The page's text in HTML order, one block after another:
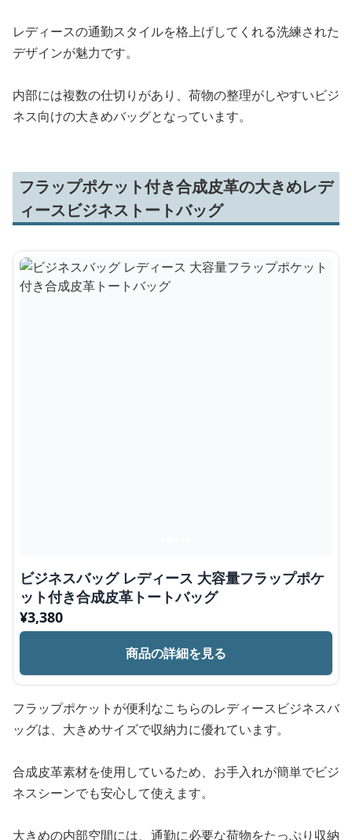
レディースの通勤スタイルを格上げしてくれる洗練された
デザインが魅力です。
内部には複数の仕切りがあり、荷物の整理がしやすいビジ
ネス向けの大きめバッグとなっています。
フラップポケット付き合成皮革の大きめレデ
ィースビジネストートバッグ
ビジネスバッグ レディース 大容量フラップポケ
ット付き合成皮革トートバッグ
¥3,380
商品の詳細を見る
フラップポケットが便利なこちらのレディースビジネスバ
ッグは、大きめサイズで収納力に優れています。
合成皮革素材を使用しているため、お手入れが簡単でビジ
ネスシーンでも安心して使えます。
大きめの内部空間には、通勤に必要な荷物をたっぷり収納